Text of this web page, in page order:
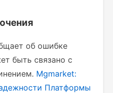
об ошибке
быть связано с
Mgmarket:
Платформы